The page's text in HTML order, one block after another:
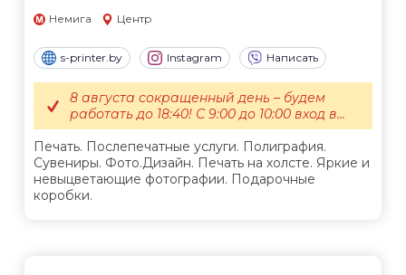
Немига Центр
s-printer.by Instagram Написать
Печать. Послепечатные услуги. Полиграфия.
Сувениры. Фото.Дизайн. Печать на холсте. Яркие и
невыцветающие фотографии. Подарочные
коробки.
8 августа сокращенный день – будем
работать до 18:40! С 9:00 до 10:00 вход в...